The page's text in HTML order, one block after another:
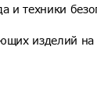
техники
изделий на